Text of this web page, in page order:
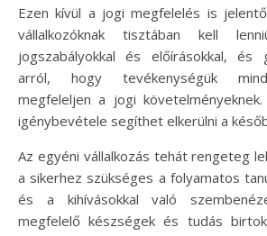
Ezen kívül a jogi megfelelés is
vállalkozóknak tisztában kell
jogszabályokkal és előírásokkal, és
arról, hogy tevékenységük
megfeleljen a jogi
igénybevétele segíthet elkerülni a
Az egyéni vállalkozás tehát rengeteg
a sikerhez szükséges a folyamatos
és a kihívásokkal való
megfelelő készségek és tudás